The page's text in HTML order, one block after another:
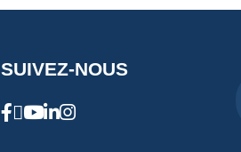
SUIVEZ-NOUS